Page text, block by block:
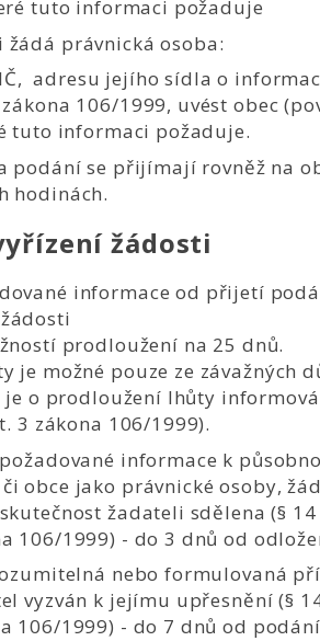
tuto informaci požaduje
právnická osoba:
adresu jejího sídla o
106/1999, uvést obec
tuto informaci požaduje.
podání se přijímají rovněž na
hodinách.
žádosti
informace od přijetí
prodloužení na 25 dnů.
je možné pouze ze závažných
je o prodloužení lhůty
3 zákona 106/1999).
informace k
obce jako právnické osoby,
žadateli sdělena (§
106/1999) - do 3 dnů od
nebo formulovaná
vyzván k jejímu upřesnění (§
106/1999) - do 7 dnů od